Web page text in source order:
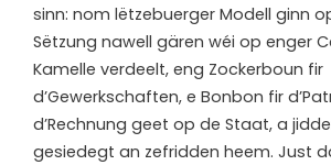
sinn: nom lëtzebuerger Modell ginn
Sëtzung nawell gären wéi op enger
Kamelle verdeelt, eng Zockerboun fir
d’Gewerkschaften, e Bonbon fir
d’Rechnung geet op de Staat, a
gesiedegt an zefridden heem. Just